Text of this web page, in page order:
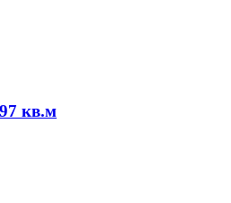
кв.м